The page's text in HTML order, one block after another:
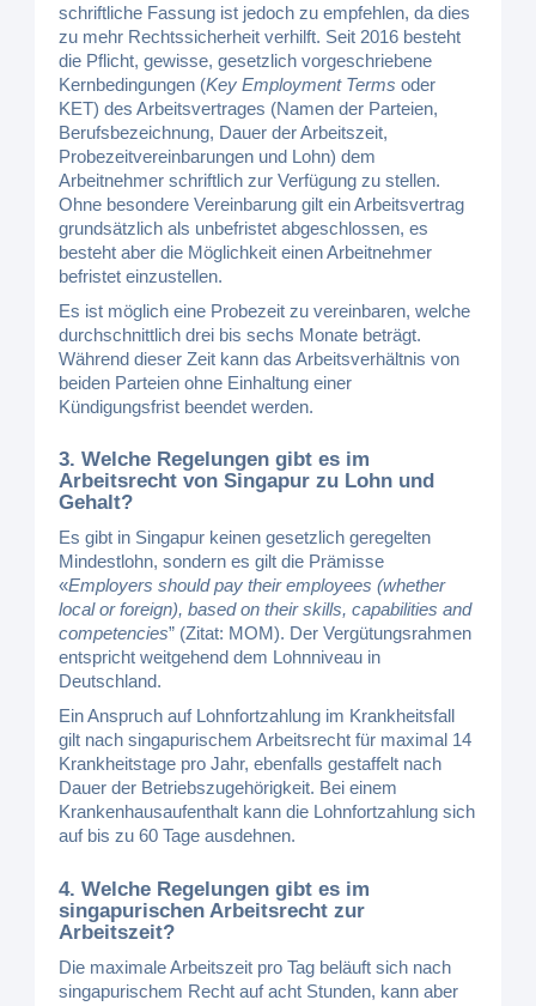
schriftliche Fassung ist jedoch zu empfehlen, da dies
zu mehr Rechtssicherheit verhilft. Seit 2016 besteht
die Pflicht, gewisse, gesetzlich vorgeschriebene
Kernbedingungen (Key Employment Termsoder
KET) des Arbeitsvertrages (Namen der Parteien,
Berufsbezeichnung, Dauer der Arbeitszeit,
Probezeitvereinbarungen und Lohn) dem
Arbeitnehmer schriftlich zur Verfügung zu stellen.
Ohne besondere Vereinbarung gilt ein Arbeitsvertrag
grundsätzlich als unbefristet abgeschlossen, es
besteht aber die Möglichkeit einen Arbeitnehmer
befristet einzustellen.
Es ist möglich eine Probezeit zu vereinbaren, welche
durchschnittlich drei bis sechs Monate beträgt.
Während dieser Zeit kann das Arbeitsverhältnis von
beiden Parteien ohne Einhaltung einer
Kündigungsfrist beendet werden.
3. Welche Regelungen gibt es im
Arbeitsrecht von Singapur zu Lohn und
Gehalt?
Es gibt in Singapur keinen gesetzlich geregelten
Mindestlohn, sondern es gilt die Prämisse
«Employers should pay their employees (whether
local or foreign), based on their skills, capabilities and
competencies” (Zitat: MOM). Der Vergütungsrahmen
entspricht weitgehend dem Lohnniveau in
Deutschland.
Ein Anspruch auf Lohnfortzahlung im Krankheitsfall
gilt nach singapurischem Arbeitsrecht für maximal 14
Krankheitstage pro Jahr, ebenfalls gestaffelt nach
Dauer der Betriebszugehörigkeit. Bei einem
Krankenhausaufenthalt kann die Lohnfortzahlung sich
auf bis zu 60 Tage ausdehnen.
4. Welche Regelungen gibt es im
singapurischen Arbeitsrecht zur
Arbeitszeit?
Die maximale Arbeitszeit pro Tag beläuft sich nach
singapurischem Recht auf acht Stunden, kann aber